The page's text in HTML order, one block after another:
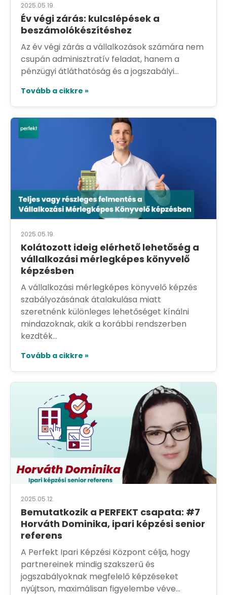
2025.05.19.
Év végi zárás: kulcslépések a
beszámolókészítéshez
Az év végi zárás a vállalkozások számára nem
csupán adminisztratív feladat, hanem a
pénzügyi átláthatóság és a jogszabályi...
Tovább a cikkre »
2025.05.19.
Kolátozott ideig elérhető lehetőség a
vállalkozási mérlegképes könyvelő
képzésben
A vállalkozási mérlegképes könyvelő képzés
szabályozásának átalakulása miatt
szeretnénk különleges lehetőséget kínálni
mindazoknak, akik a korábbi rendszerben
kezdték...
Tovább a cikkre »
2025.05.12.
Bemutatkozik a PERFEKT csapata: #7
Horváth Dominika, ipari képzési senior
referens
A Perfekt Ipari Képzési Központ célja, hogy
partnereinek mindig szakszerű és
jogszabályoknak megfelelő képzéseket
nyújtson, maximálisan figyelembe véve...